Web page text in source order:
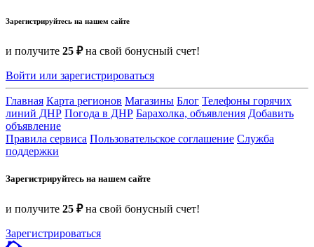
Зарегистрируйтесь на нашем сайте
и получите 25 ₽на свой бонусный счет!
Войти или зарегистрироваться
Главная Карта регионов Магазины Блог Телефоны горячих
линий ДНР Погода в ДНР Барахолка, объявления Добавить
объявление
Правила сервиса Пользовательское соглашение Служба
поддержки
Зарегистрируйтесь на нашем сайте
и получите 25 ₽на свой бонусный счет!
Зарегистрироваться